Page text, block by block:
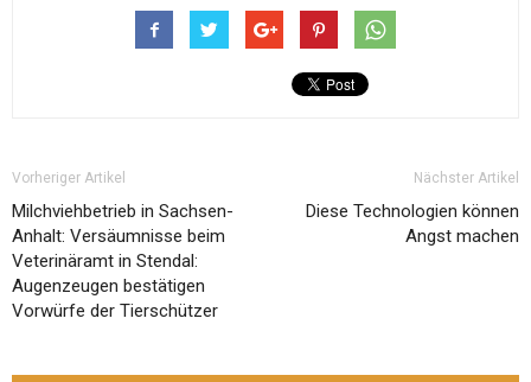
Vorheriger Artikel
Milchviehbetrieb in Sachsen-
Anhalt: Versäumnisse beim
Veterinäramt in Stendal:
Augenzeugen bestätigen
Vorwürfe der Tierschützer
Nächster Artikel
Diese Technologien können
Angst machen